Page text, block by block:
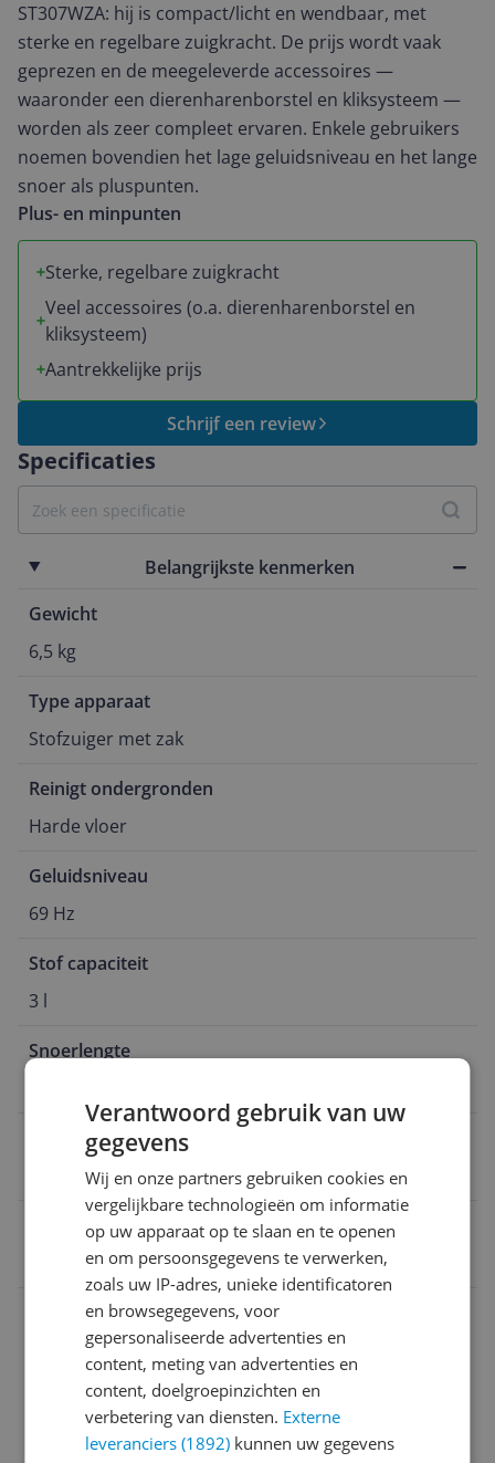
Specificaties
Belangrijkste kenmerken
Gewicht
6,5 kg
Type apparaat
Stofzuiger met zak
Reinigt ondergronden
Harde vloer
Geluidsniveau
69 Hz
Stof capaciteit
3 l
Snoerlengte
Inclusief kruimelzuiger
8712876105070
Bijgeleverde accessoires en toebehoren
Instellingen en functies
Overige kenmerken
Productinformatie
ST307WZA: hij is compact/licht en wendbaar, met
sterke en regelbare zuigkracht. De prijs wordt vaak
geprezen en de meegeleverde accessoires —
waaronder een dierenharenborstel en kliksysteem —
worden als zeer compleet ervaren. Enkele gebruikers
noemen bovendien het lage geluidsniveau en het lange
snoer als pluspunten.
Plus- en minpunten
Sterke, regelbare zuigkracht
Veel accessoires (o.a. dierenharenborstel en
kliksysteem)
Aantrekkelijke prijs
Schrijf een review
Verantwoord gebruik van uw
gegevens
Wij en onze partners gebruiken cookies en
vergelijkbare technologieën om informatie
op uw apparaat op te slaan en te openen
en om persoonsgegevens te verwerken,
zoals uw IP-adres, unieke identificatoren
en browsegegevens, voor
gepersonaliseerde advertenties en
content, meting van advertenties en
content, doelgroepinzichten en
verbetering van diensten. Externe
leveranciers (1892) kunnen uw gegevens